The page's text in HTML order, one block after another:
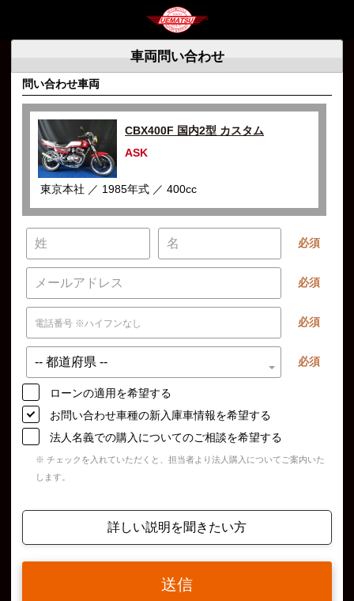
車両問い合わせ
問い合わせ車両
CBX400F 国内2型 カスタム
ASK
東京本社 ／ 1985年式 ／ 400cc
必須
必須
必須
必須
ローンの適用を希望する
お問い合わせ車種の新入庫車情報を希望する
法人名義での購入についてのご相談を希望する
※ チェックを入れていただくと、担当者より法人購入についてご案内いた
します。
詳しい説明を聞きたい方
送信